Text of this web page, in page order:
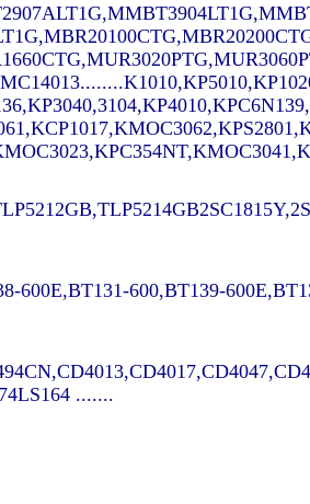
600E,BT131-600,BT139-
.......